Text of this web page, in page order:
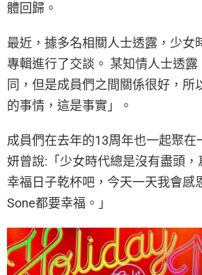
體回歸。
最近，據多名相關人士透露，少女
專輯進行了交談。 某知情人士透
同，但是成員們之間關係很好，所
的事情，這是事實」。
成員們在去年的13周年也一起聚在
妍曾說:「少女時代總是沒有盡頭
幸福日子乾杯吧，今天一天我會感
Sone都要幸福。」